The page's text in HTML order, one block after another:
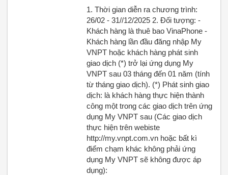
1. Thời gian diễn ra chương trình:
26/02 - 31//12/2025 2. Đối tượng: -
Khách hàng là thuê bao VinaPhone -
Khách hàng lần đầu đăng nhập My
VNPT hoặc khách hàng phát sinh
giao dịch (*) trở lại ứng dụng My
VNPT sau 03 tháng đến 01 năm (tính
từ tháng giao dịch). (*) Phát sinh giao
dịch: là khách hàng thực hiện thành
công một trong các giao dịch trên ứng
dụng My VNPT sau (Các giao dịch
thực hiện trên webiste
http://my.vnpt.com.vn hoặc bất kì
điểm chạm khác không phải ứng
dụng My VNPT sẽ không được áp
dụng):